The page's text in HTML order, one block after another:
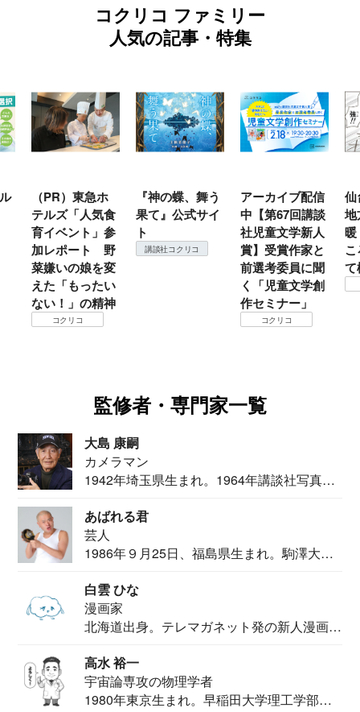
コクリコ ファミリー
人気の記事・特集
『神の蝶、舞う
果て』公式サイ
ト
講談社コクリコ
アーカイブ配信
中【第67回講談
社児童文学新人
賞】受賞作家と
仙台の冬は東北
地方では温
暖？ 本当のと
ころは仙台に来
て検証すべし！
コクリコ
『
（
こ
月
監修者・専門家一覧
大島 康嗣
カメラマン
1942年埼玉県生まれ。1964年講談社写真部
あばれる君
芸人
1986年９月25日、福島県生まれ。駒澤大学
白雲 ひな
漫画家
北海道出身。テレマガネット発の新人漫画
高水 裕一
宇宙論専攻の物理学者
1980年東京生まれ。早稲田大学理工学部物